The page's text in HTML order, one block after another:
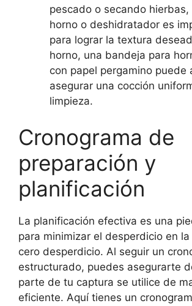
pescado o secando hierbas,
horno o deshidratador es
para lograr la textura
horno, una bandeja para
con papel pergamino puede
asegurar una cocción
limpieza.
Cronograma de
preparación y
planificación
La planificación efectiva es una
para minimizar el desperdicio en
cero desperdicio. Al seguir un
estructurado, puedes asegurarte
parte de tu captura se utilice de
eficiente. Aquí tienes un